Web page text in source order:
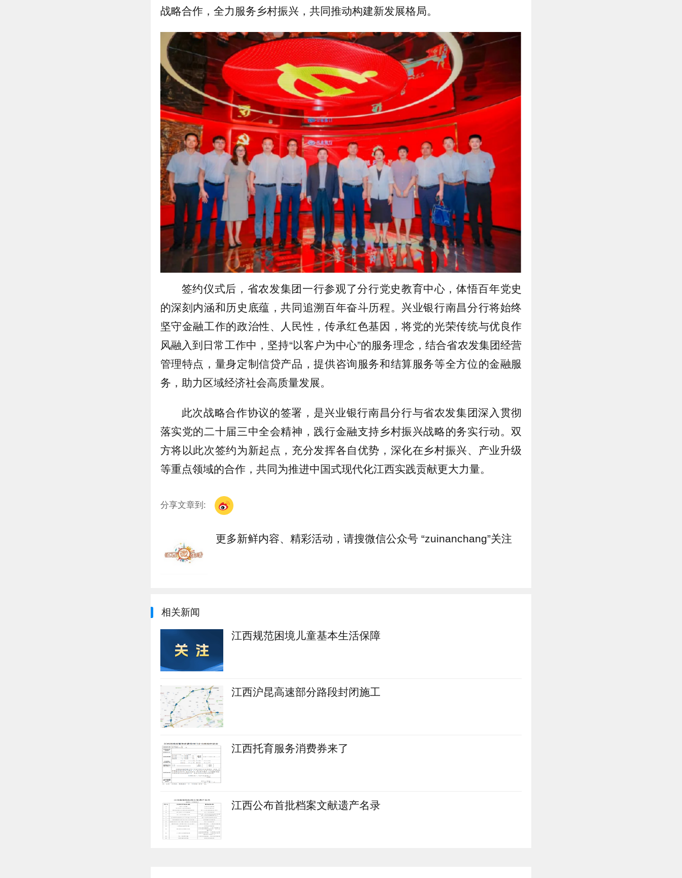
战略合作，全力服务乡村振兴，共同推动构建新发展格局。
签约仪式后，省农发集团一行参观了分行党史教育中心，体悟百年党史
的深刻内涵和历史底蕴，共同追溯百年奋斗历程。兴业银行南昌分行将始终
坚守金融工作的政治性、人民性，传承红色基因，将党的光荣传统与优良作
风融入到日常工作中，坚持“以客户为中心”的服务理念，结合省农发集团经营
管理特点，量身定制信贷产品，提供咨询服务和结算服务等全方位的金融服
务，助力区域经济社会高质量发展。
此次战略合作协议的签署，是兴业银行南昌分行与省农发集团深入贯彻
落实党的二十届三中全会精神，践行金融支持乡村振兴战略的务实行动。双
方将以此次签约为新起点，充分发挥各自优势，深化在乡村振兴、产业升级
等重点领域的合作，共同为推进中国式现代化江西实践贡献更大力量。
分享文章到:
更多新鲜内容、精彩活动，请搜微信公众号 “zuinanchang”关注
相关新闻
江西规范困境儿童基本生活保障
江西沪昆高速部分路段封闭施工
江西托育服务消费券来了
江西公布首批档案文献遗产名录